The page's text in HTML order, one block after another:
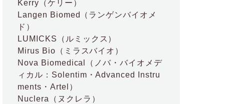
Kerry （ケリー）
Langen Biomed
（ランゲンバイオメ
ド）
LUMICKS
（ルミックス）
Mirus Bio （ミラスバイオ）
Nova Biomedical
（ノバ・バイオメデ
ィカル：Solentim・Advanced Instru
ments・Artel）
Nuclera
（ヌクレラ）